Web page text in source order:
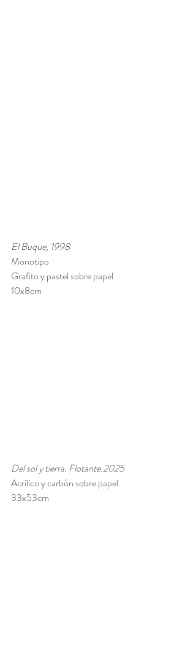
El Buque, 1998
Monotipo
Grafito y pastel sobre papel
10x8cm
Del sol y tierra. Flotante.2025
Acrilico y carbón sobre papel.
33x53cm